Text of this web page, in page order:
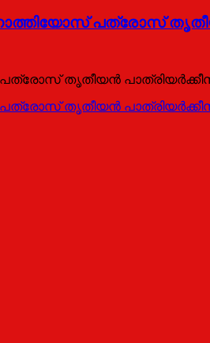
പത്രോസ്
പത്രോസ് തൃതീയന്‍
പത്രോസ് തൃതീയന്‍